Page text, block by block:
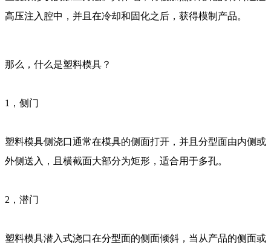
高压注入腔中，并且在冷却和固化之后，获得模制产品。
那么，什么是塑料模具？
1，侧门
塑料模具侧浇口通常在模具的侧面打开，并且分型面由内侧或
外侧送入，且横截面大部分为矩形，适合用于多孔。
2，潜门
塑料模具潜入式浇口在分型面的侧面倾斜，当从产品的侧面或